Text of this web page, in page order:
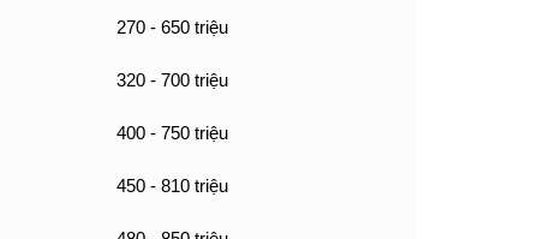
270 - 650 triệu
320 - 700 triệu
400 - 750 triệu
450 - 810 triệu